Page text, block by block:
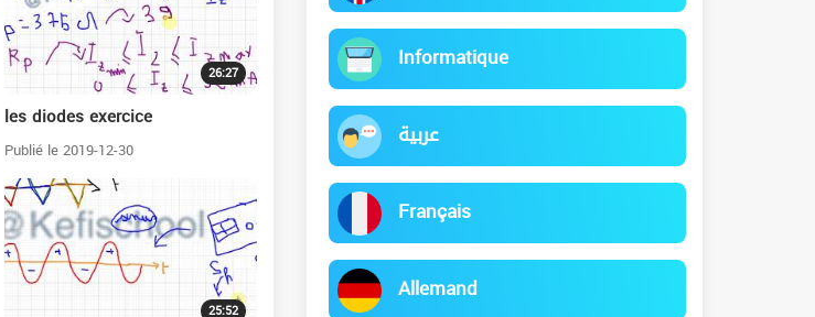
26:27
les diodes exercice
Publié le 2019-12-30
25:52
Informatique
عربية
Français
Allemand